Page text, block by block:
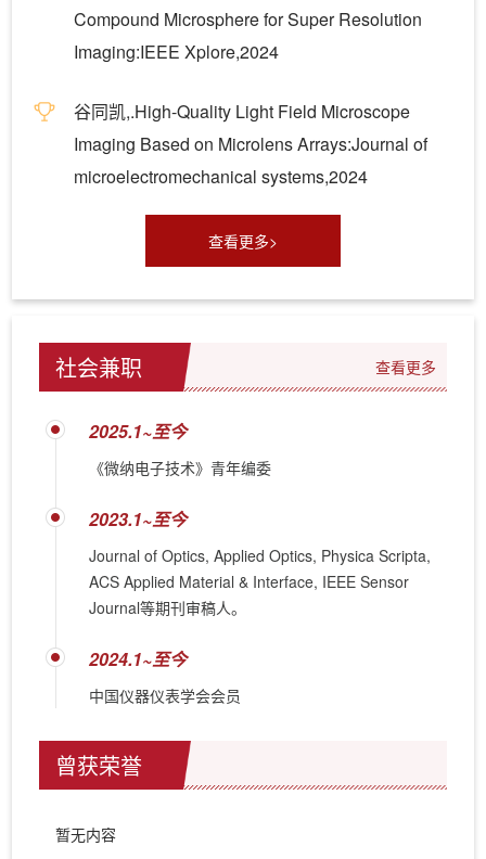
Compound Microsphere for Super Resolution
Imaging:IEEE Xplore,2024
谷同凯,.High-Quality Light Field Microscope
Imaging Based on Microlens Arrays:Journal of
microelectromechanical systems,2024
查看更多>
社会兼职 查看更多
2025.1~至今
《微纳电子技术》青年编委
2023.1~至今
Journal of Optics, Applied Optics, Physica Scripta,
ACS Applied Material & Interface, IEEE Sensor
Journal等期刊审稿人。
2024.1~至今
中国仪器仪表学会会员
曾获荣誉
暂无内容